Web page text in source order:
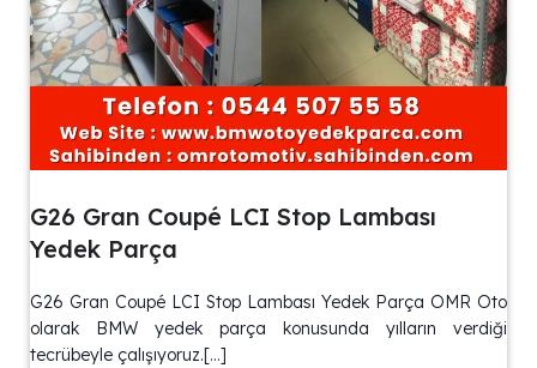
G26 Gran Coupé LCI Stop Lambası
Yedek Parça
G26 Gran Coupé LCI Stop Lambası Yedek Parça OMR Oto
olarak BMW yedek parça konusunda yılların verdiği
tecrübeyle çalışıyoruz.[…]